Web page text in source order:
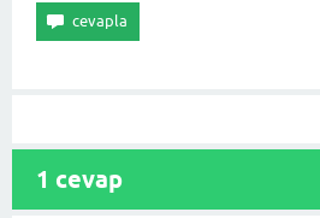
1 cevap